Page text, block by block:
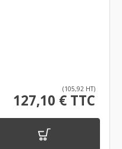
(105,92 HT)
127,10 € TTC